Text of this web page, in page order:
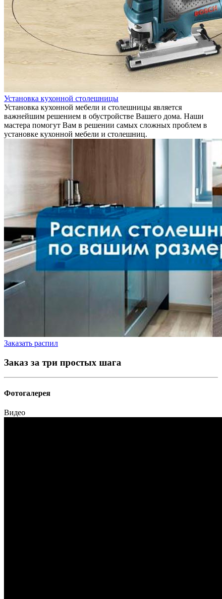
Установка кухонной столешницы
Установка кухонной мебели и столешницы является
важнейшим решением в обустройстве Вашего дома. Наши
мастера помогут Вам в решении самых сложных проблем в
установке кухонной мебели и столешниц.
Заказать распил
Заказ за три простых шага
Фотогалерея
Видео